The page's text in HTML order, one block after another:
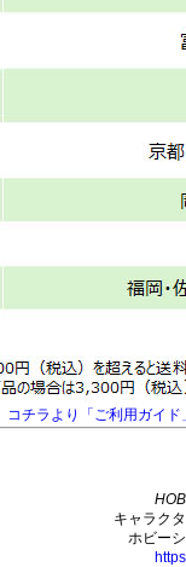
コチラより「ご利用ガイド
キャラク
ホビー